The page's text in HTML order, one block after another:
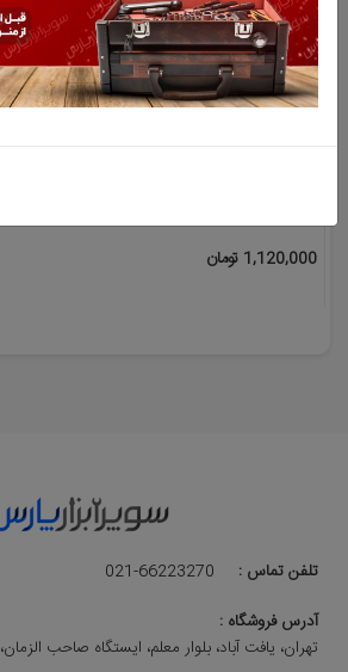
1,120,000 تومان
تلفن تماس :
021-66223270
آدرس فروشگاه :
تهران، یافت آباد، بلوار معلم، ایستگاه صاحب الزمان،